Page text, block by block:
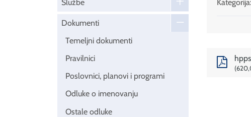
Službe
Dokumenti
Temeljni dokumenti
Pravilnici
Poslovnici, planovi i programi
Odluke o imenovanju
Ostale odluke
Kategorija: